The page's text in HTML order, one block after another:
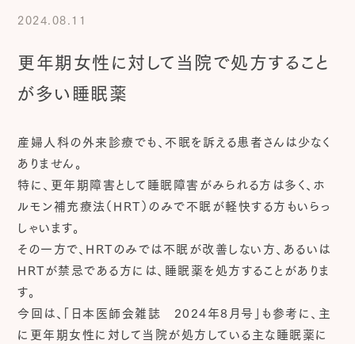
2024.08.11
更年期女性に対して当院で処方すること
が多い睡眠薬
産婦人科の外来診療でも、不眠を訴える患者さんは少なく
ありません。
特に、更年期障害として睡眠障害がみられる方は多く、ホ
ルモン補充療法（HRT）のみで不眠が軽快する方もいらっ
しゃいます。
その一方で、HRTのみでは不眠が改善しない方、あるいは
HRTが禁忌である方には、睡眠薬を処方することがありま
す。
今回は、「日本医師会雑誌 2024年8月号」も参考に、主
に更年期女性に対して当院が処方している主な睡眠薬に